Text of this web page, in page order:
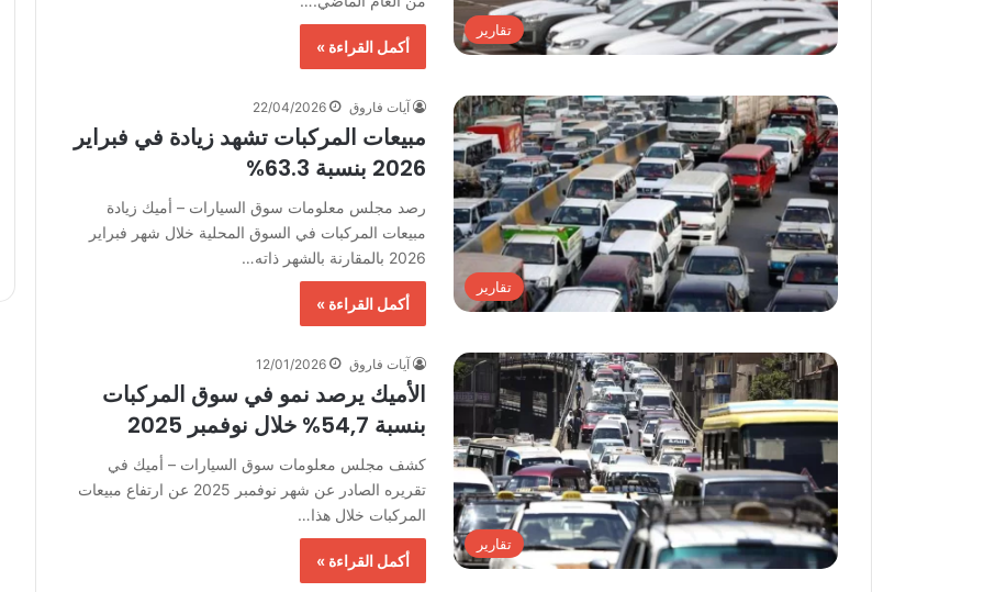
تقارير
أكمل القراءة »
تقارير
آيات فاروق 22/04/2026
مبيعات المركبات تشهد زيادة في فبراير
2026 بنسبة 63.3%
رصد مجلس معلومات سوق السيارات – أميك زيادة
مبيعات المركبات في السوق المحلية خلال شهر فبراير
2026 بالمقارنة بالشهر ذاته…
أكمل القراءة »
تقارير
آيات فاروق 12/01/2026
الأميك يرصد نمو في سوق المركبات
بنسبة 54,7% خلال نوفمبر 2025
كشف مجلس معلومات سوق السيارات – أميك في
تقريره الصادر عن شهر نوفمبر 2025 عن ارتفاع مبيعات
المركبات خلال هذا…
أكمل القراءة »